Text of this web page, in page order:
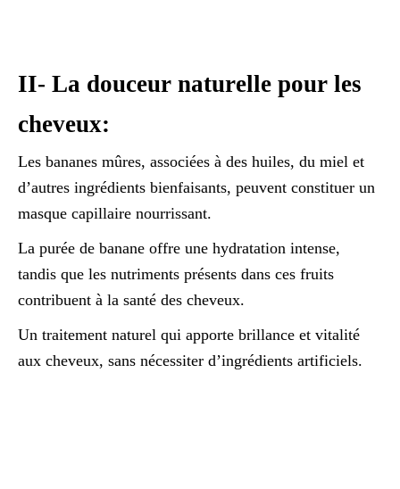
II- La douceur naturelle pour les
cheveux:
Les bananes mûres, associées à des huiles, du miel et
d’autres ingrédients bienfaisants, peuvent constituer un
masque capillaire nourrissant.
La purée de banane offre une hydratation intense,
tandis que les nutriments présents dans ces fruits
contribuent à la santé des cheveux.
Un traitement naturel qui apporte brillance et vitalité
aux cheveux, sans nécessiter d’ingrédients artificiels.